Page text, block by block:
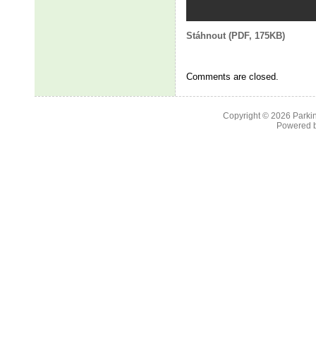
Stáhnout (PDF, 175KB)
Comments are closed.
Copyright © 2026
Powered